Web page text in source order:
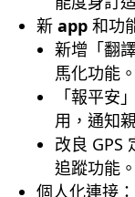
新 app 和功
新增「翻
馬化功能。
「報平安
用，通知
改良 GPS
追蹤功能。
個人化連接：